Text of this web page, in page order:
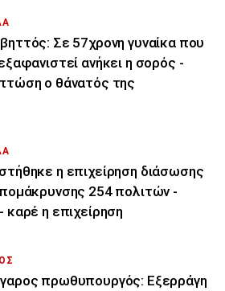
Σε 57χρονη γυναίκα που
ανήκει η σορός -
ο θάνατός της
η επιχείρηση διάσωσης
254 πολιτών -
καρέ η επιχείρηση
πρωθυπουργός: Εξερράγη